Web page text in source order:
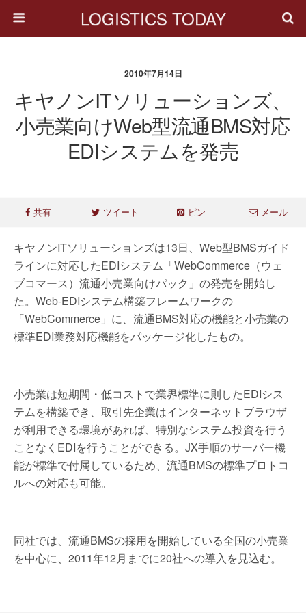
LOGISTICS TODAY
2010年7月14日
キヤノンITソリューションズ、
小売業向けWeb型流通BMS対応
EDIシステムを発売
共有 ツイート ピン メール
キヤノンITソリューションズは13日、Web型BMSガイド
ラインに対応したEDIシステム「WebCommerce（ウェ
ブコマース）流通小売業向けパック」の発売を開始し
た。Web-EDIシステム構築フレームワークの
「WebCommerce」に、流通BMS対応の機能と小売業の
標準EDI業務対応機能をパッケージ化したもの。
小売業は短期間・低コストで業界標準に則したEDIシス
テムを構築でき、取引先企業はインターネットブラウザ
が利用できる環境があれば、特別なシステム投資を行う
ことなくEDIを行うことができる。JX手順のサーバー機
能が標準で付属しているため、流通BMSの標準プロトコ
ルへの対応も可能。
同社では、流通BMSの採用を開始している全国の小売業
を中心に、2011年12月までに20社への導入を見込む。